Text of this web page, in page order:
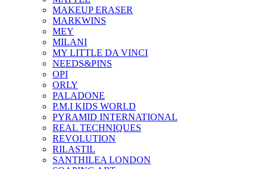
MAKEUP ERASER
MARKWINS
MEY
MILANI
MY LITTLE DA VINCI
NEEDS&PINS
OPI
ORLY
PALADONE
P.M.I KIDS WORLD
PYRAMID INTERNATIONAL
REAL TECHNIQUES
REVOLUTION
RILASTIL
SANTHILEA LONDON